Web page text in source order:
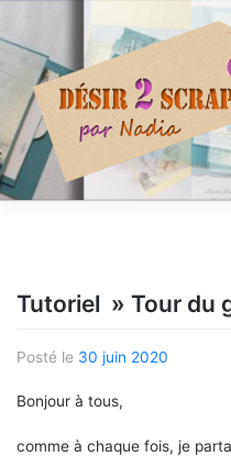
content
Tutoriel » Tour du
Posté le 30 juin 2020
Bonjour à tous,
comme à chaque fois, je